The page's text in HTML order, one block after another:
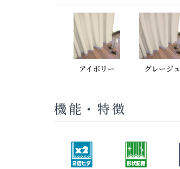
アイボリー グレージュ
機能・特徴